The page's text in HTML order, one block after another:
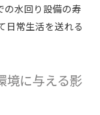
の水回り設備の寿
日常生活を送れる
境に与える影